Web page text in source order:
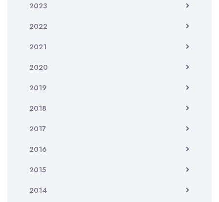
2023
2022
2021
2020
2019
2018
2017
2016
2015
2014